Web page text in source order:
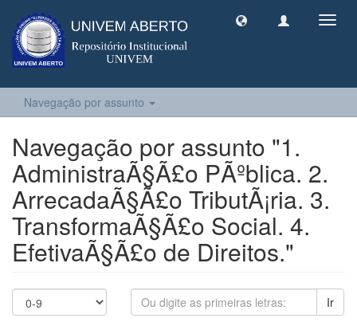
Navegação por assunto
Navegação por assunto "1.
AdministraÃ§Ã£o PÃºblica. 2.
ArrecadaÃ§Ã£o TributÃ¡ria. 3.
TransformaÃ§Ã£o Social. 4.
EfetivaÃ§Ã£o de Direitos."
Ir